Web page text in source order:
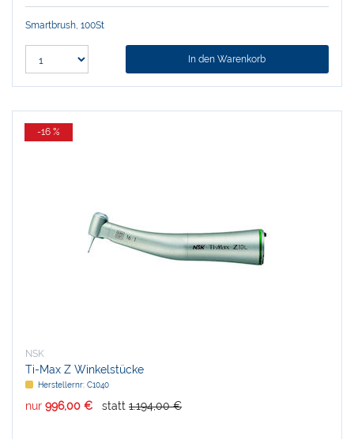
Smartbrush, 100St
In den Warenkorb
-16 %
NSK
Ti-Max Z Winkelstücke
Herstellernr: C1040
nur 996,00 € statt 1.194,00 €